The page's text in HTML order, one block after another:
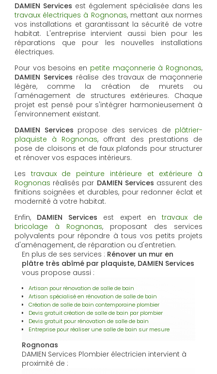
DAMIEN Services est également spécialisée dans les
travaux électriques à Rognonas, mettant aux normes
vos installations et garantissant la sécurité de votre
habitat. L'entreprise intervient aussi bien pour les
réparations que pour les nouvelles installations
électriques.
Pour vos besoins en petite maçonnerie à Rognonas,
DAMIEN Services réalise des travaux de maçonnerie
légère, comme la création de murets ou
l'aménagement de structures extérieures. Chaque
projet est pensé pour s'intégrer harmonieusement à
l'environnement existant.
DAMIEN Services propose des services de plâtrier-
plaquiste à Rognonas, offrant des prestations de
pose de cloisons et de faux plafonds pour structurer
et rénover vos espaces intérieurs.
Les travaux de peinture intérieure et extérieure à
Rognonas réalisés par DAMIEN Services assurent des
finitions soignées et durables, pour redonner éclat et
modernité à votre habitat.
Enfin, DAMIEN Services est expert en travaux de
bricolage à Rognonas, proposant des services
polyvalents pour répondre à tous vos petits projets
d'aménagement, de réparation ou d'entretien.
En plus de ses services : Rénover un mur en
plâtre très abîmé par plaquiste, DAMIEN Services
vous propose aussi :
Artisan pour rénovation de salle de bain
Artisan spécialisé en rénovation de salle de bain
Création de salle de bain contemporaine plombier
Devis gratuit création de salle de bain par plombier
Devis gratuit pour rénovation de salle de bain
Entreprise pour réaliser une salle de bain sur mesure
Rognonas
DAMIEN Services Plombier électricien intervient à
proximité de :